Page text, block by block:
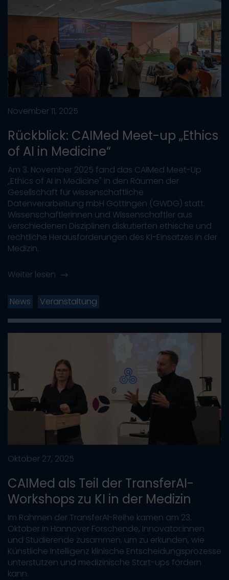
November 11, 2025
Rückblick: CAIMed Meet-up „Ethics
of AI in Medicine“
Am 3. November 2025 fand das CAIMed Meet-Up
„Ethics of AI in Medicine" in den Räumen der
Gesellschaft für wissenschaftliche
Datenverarbeitung mbH Göttingen (GWDG) statt.
Wissenschaftlerinnen und Wissenschaftler aus
verschiedenen Disziplinen diskutierten ethische und
rechtliche Herausforderungen des KI-Einsatzes in der
Medizin.
Weiter lesen
News Veranstaltung
Oktober 27, 2025
CAIMed als Teil der TransferAI-
Workshops zu KI in der Medizin
Im Rahmen der TransferAI-Reihe kamen am 23.
Oktober in Hannover Forschende, Innovator:innen
und Studierende zusammen, um zu erkunden, wie
Künstliche Intelligenz klinische Entscheidungsprozesse
unterstützen und medizinische Start-ups fördern
kann.